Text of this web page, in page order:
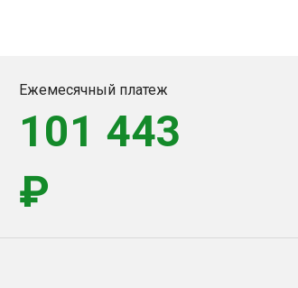
Ежемесячный платеж
101 443
₽